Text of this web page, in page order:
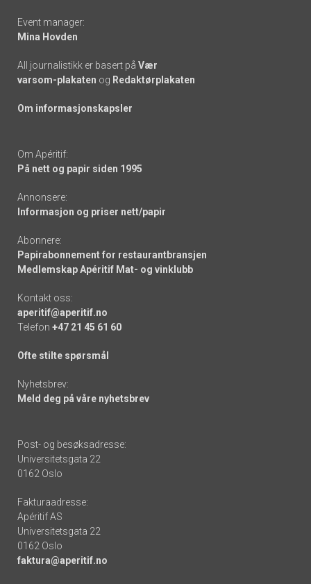
Event manager:
Mina Hovden
All journalistikk er basert på Vær
varsom-plakaten og Redaktørplakaten
Om informasjonskapsler
Om Apéritif:
På nett og papir siden 1995
Annonsere:
Informasjon og priser nett/papir
Abonnere:
Papirabonnement for restaurantbransjen
Medlemskap Apéritif Mat- og vinklubb
Kontakt oss:
aperitif@aperitif.no
Telefon +47 21 45 61 60
Ofte stilte spørsmål
Nyhetsbrev:
Meld deg på våre nyhetsbrev
Post- og besøksadresse:
Universitetsgata 22
0162 Oslo
Fakturaadresse:
Apéritif AS
Universitetsgata 22
0162 Oslo
faktura@aperitif.no